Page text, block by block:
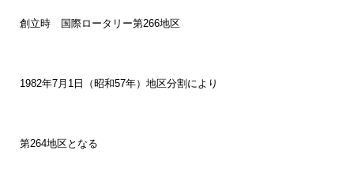
創立時 国際ロータリー第266地区
1982年7月1日（昭和57年）地区分割により
第264地区となる